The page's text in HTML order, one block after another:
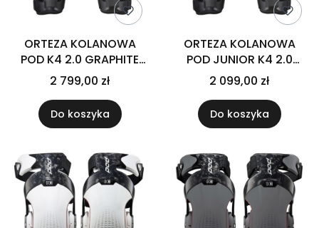
ORTEZA KOLANOWA
POD K4 2.0 GRAPHITE
BLACK (PARA)
2 799,00 zł
Do koszyka
ORTEZA KOLANOWA
POD JUNIOR K4 2.0
GRAPHITE/BLACK YM
(PARA)
2 099,00 zł
Do koszyka